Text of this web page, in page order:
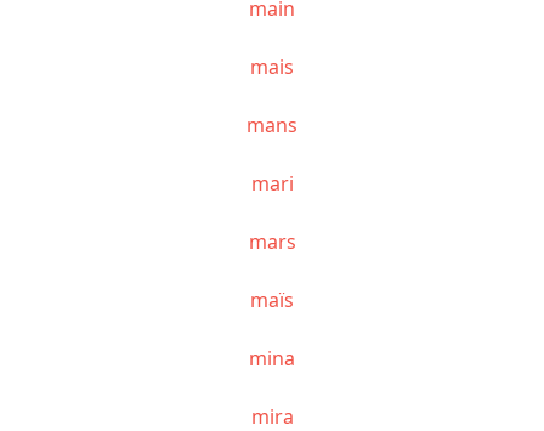
main
mais
mans
mari
mars
maïs
mina
mira